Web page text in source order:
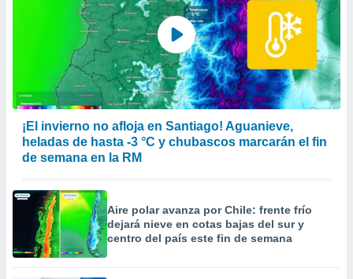
¡El invierno no afloja en Santiago! Aguanieve,
heladas de hasta -3 °C y chubascos marcarán el fin
de semana en la RM
Aire polar avanza por Chile: frente frío
dejará nieve en cotas bajas del sur y
centro del país este fin de semana